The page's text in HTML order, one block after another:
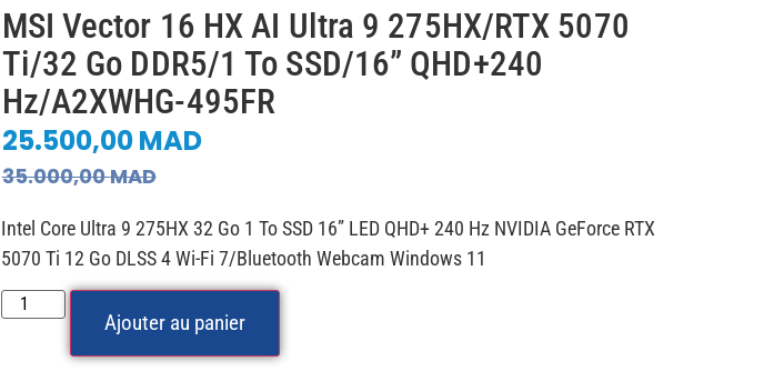
MSI Vector 16 HX AI Ultra 9 275HX/RTX 5070
Ti/32 Go DDR5/1 To SSD/16” QHD+240
Hz/A2XWHG-495FR
35.000,00MAD
25.500,00MAD
Intel Core Ultra 9 275HX 32 Go 1 To SSD 16” LED QHD+ 240 Hz NVIDIA GeForce RTX
5070 Ti 12 Go DLSS 4 Wi-Fi 7/Bluetooth Webcam Windows 11
Ajouter au panier